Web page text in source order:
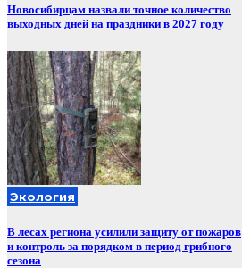
Новосибирцам назвали точное количество
выходных дней на праздники в 2027 году
Экология
В лесах региона усилили защиту от пожаров
и контроль за порядком в период грибного
сезона